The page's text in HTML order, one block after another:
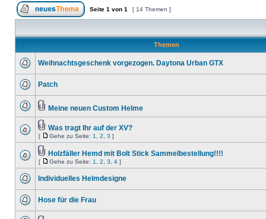
Seite 1 von 1 [ 14 Themen ]
Themen
Weihnachtsgeschenk vorgezogen. Daytona Urban GTX
Patch
Meine neuen Custom Helme
Was tragt Ihr auf der XV?
[ Gehe zu Seite: 1 2 3 ]
Holzfäller Hemd mit Bolt Stick Sammelbestellung!!!!
[ Gehe zu Seite: 1 2 3 4 ]
Individuelles Helmdesigne
Hose für die Frau